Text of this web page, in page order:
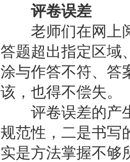
评卷误差
老师们在网上阅
答题超出指定区域
涂与作答不符、
该，也得不偿失。
评卷误差的产生
规范性，二是书写
实是方法掌握不够